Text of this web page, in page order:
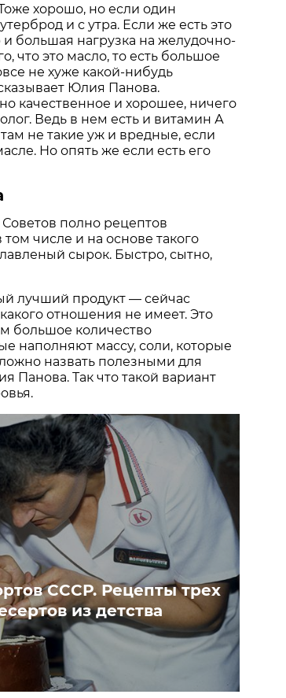
хорошо, но если один
и с утра. Если же есть это
большая нагрузка на желудочно-
что это масло, то есть большое
не хуже какой-нибудь
Юлия Панова.
качественное и хорошее, ничего
Ведь в нем есть и витамин А
не такие уж и вредные, если
Но опять же если есть его
полно рецептов
числе и на основе такого
сырок. Быстро, сытно,
лучший продукт — сейчас
отношения не имеет. Это
большое количество
наполняют массу, соли, которые
назвать полезными для
Панова. Так что такой вариант
СССР. Рецепты трех
из детства